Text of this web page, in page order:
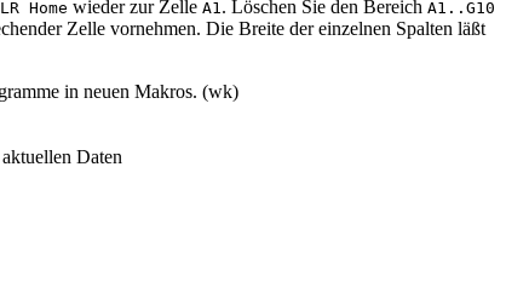
Home wieder zur Zelle A1. Löschen Sie den Bereich A1..G10
Zelle vornehmen. Die Breite der einzelnen Spalten läßt
in neuen Makros. (wk)
Daten